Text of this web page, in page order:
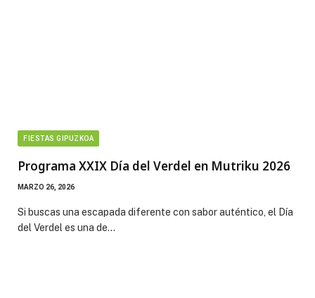
FIESTAS GIPUZKOA
Programa XXIX Día del Verdel en Mutriku 2026
MARZO 26, 2026
Si buscas una escapada diferente con sabor auténtico, el Día
del Verdel es una de…